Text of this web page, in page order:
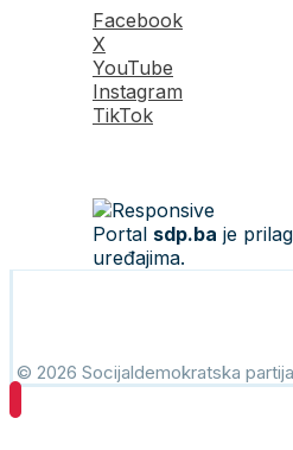
Facebook
X
YouTube
Instagram
TikTok
Portal sdp.ba je
uređajima.
© 2026 Socijaldemokratska